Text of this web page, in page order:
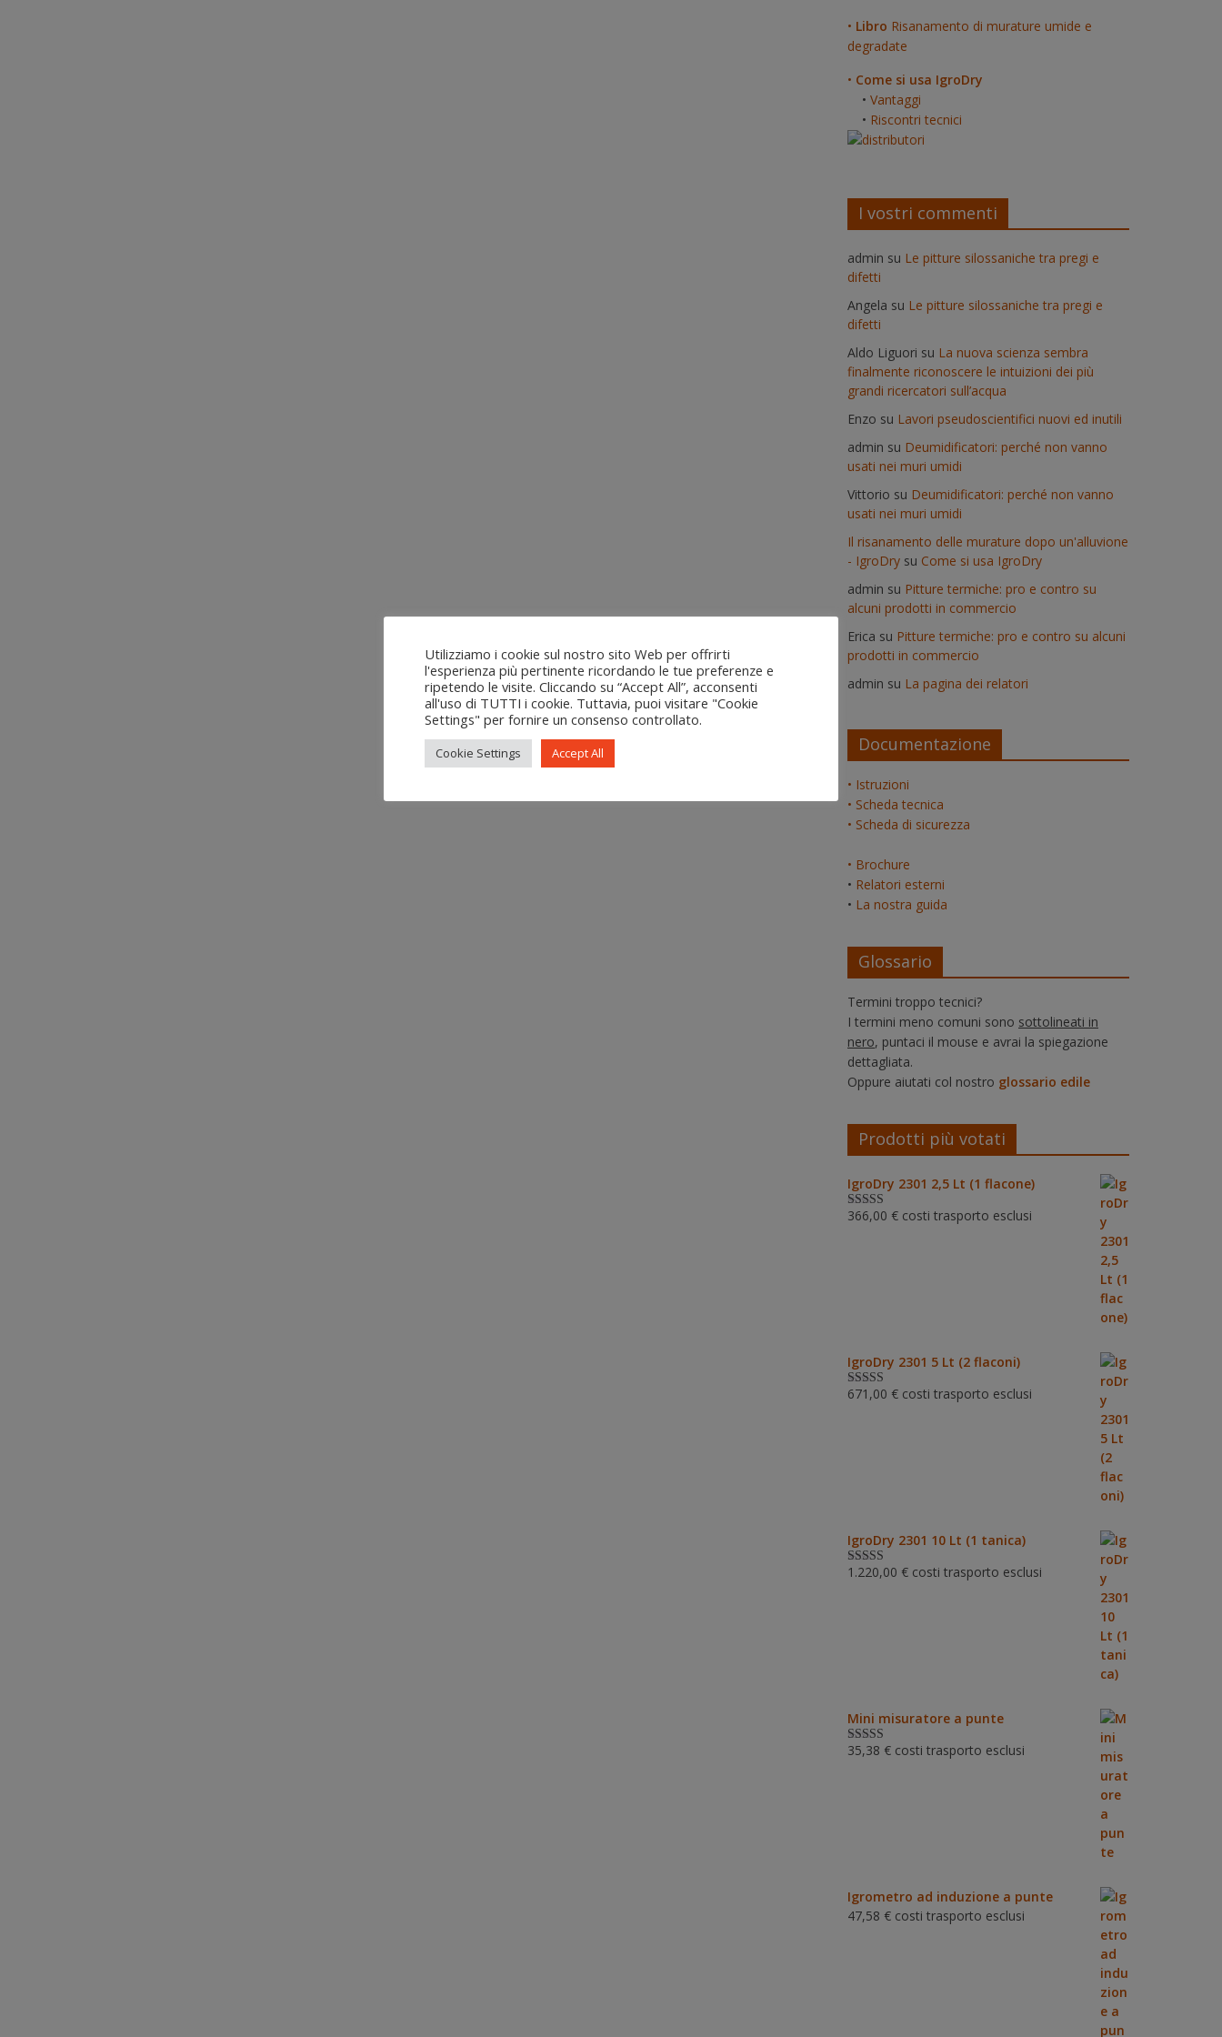
• Libro Risanamento di murature umide e
degradate
• Come si usa IgroDry
• Vantaggi
• Riscontri tecnici
I vostri commenti
admin su Le pitture silossaniche tra pregi e
difetti
Angela su Le pitture silossaniche tra pregi e
difetti
Aldo Liguori su La nuova scienza sembra
finalmente riconoscere le intuizioni dei più
grandi ricercatori sull’acqua
Enzo su Lavori pseudoscientifici nuovi ed inutili
admin su Deumidificatori: perché non vanno
usati nei muri umidi
Vittorio su Deumidificatori: perché non vanno
usati nei muri umidi
Il risanamento delle murature dopo un'alluvione
- IgroDry su Come si usa IgroDry
admin su Pitture termiche: pro e contro su
alcuni prodotti in commercio
Erica su Pitture termiche: pro e contro su alcuni
prodotti in commercio
admin su La pagina dei relatori
Documentazione
• Istruzioni
• Scheda tecnica
• Scheda di sicurezza
• Brochure
• Relatori esterni
• La nostra guida
Glossario
Termini troppo tecnici?
I termini meno comuni sono sottolineati in
nero, puntaci il mouse e avrai la spiegazione
dettagliata.
Oppure aiutati col nostro glossario edile
Prodotti più votati
IgroDry 2301 2,5 Lt (1 flacone)
Valutato5.00
366,00 € costi trasporto esclusi
IgroDry 2301 5 Lt (2 flaconi)
Valutato5.00
671,00 € costi trasporto esclusi
IgroDry 2301 10 Lt (1 tanica)
Valutato5.00
1.220,00 € costi trasporto esclusi
Mini misuratore a punte
Valutat
35,38 € costi trasporto esclusi
Igrometro ad induzione a punte
47,58 € costi trasporto esclusi
Utilizziamo i cookie sul nostro sito Web per offrirti
l'esperienza più pertinente ricordando le tue preferenze e
ripetendo le visite. Cliccando su “Accept All”, acconsenti
all'uso di TUTTI i cookie. Tuttavia, puoi visitare "Cookie
Settings" per fornire un consenso controllato.
Cookie Settings Accept All